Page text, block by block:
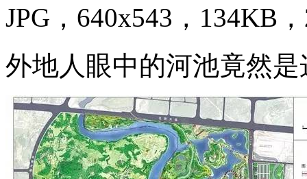
JPG，640x543，134KB
外地人眼中的河池竟然